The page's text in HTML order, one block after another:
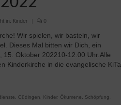
in: Kinder | 0
Wir spielen, wir basteln, wir
Dieses Mal bitten wir Dich, ein
15. Oktober 202210-12.00 Uhr.Alle
Kinderkirche in die evangelische KiTa
Güdingen Kinder, Ökumene Schöpfung